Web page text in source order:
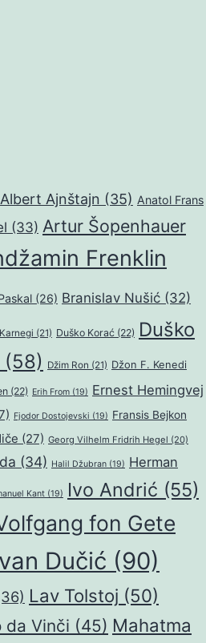
Albert Ajnštajn (35) Anatol Frans
(33) Artur Šopenhauer
Frenklin
(26) Branislav Nušić (32)
(21) Duško Korać (22) Duško
(58) Džim Ron (21) Džon F. Kenedi
(22) Erih From (19) Ernest Hemingvej
Fjodor Dostojevski (19) Fransis Bejkon
(27) Georg Vilhelm Fridrih Hegel (20)
(34) Halil Džubran (19) Herman
Kant (19) Ivo Andrić (55)
fon Gete
Dučić (90)
Lav Tolstoj (50)
da Vinči (45) Mahatma